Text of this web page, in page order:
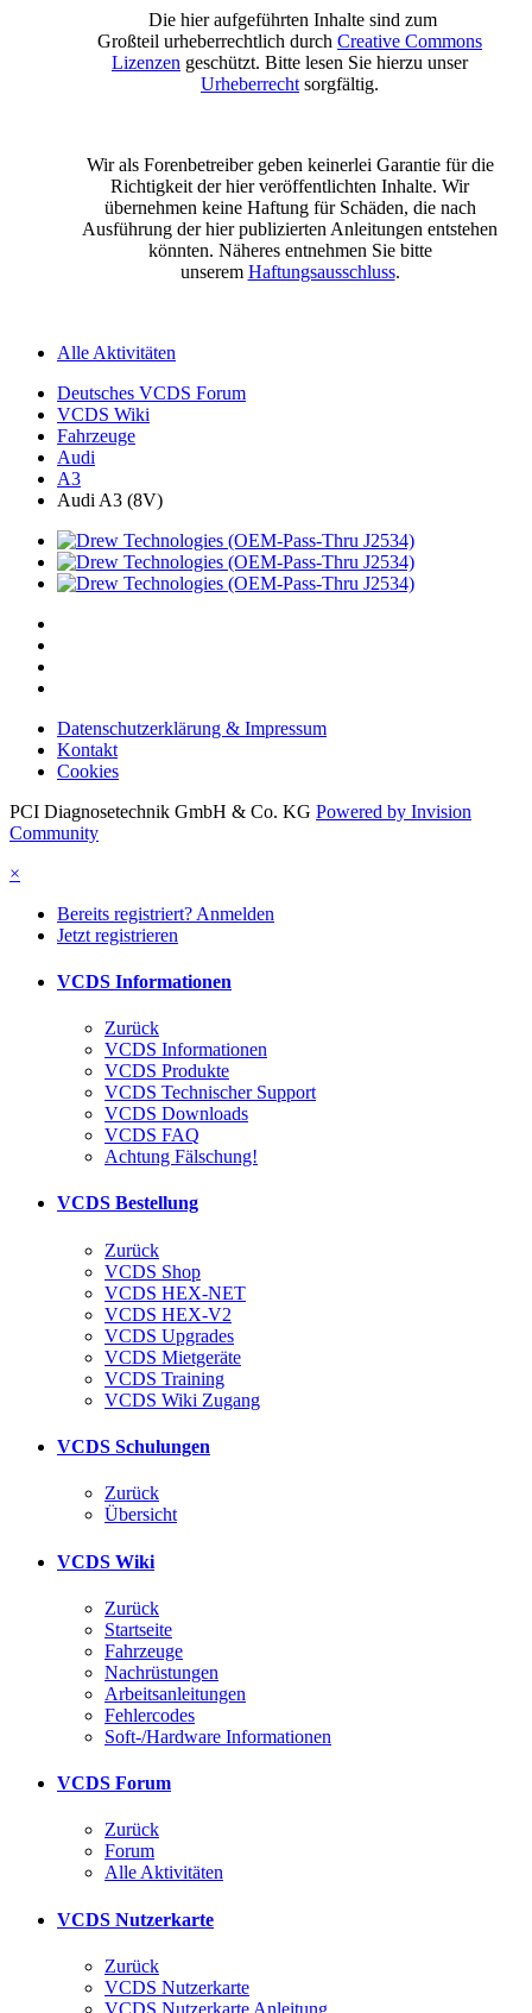
Die hier aufgeführten Inhalte sind zum
Großteil urheberrechtlich durch Creative Commons
Lizenzen geschützt. Bitte lesen Sie hierzu unser
Urheberrecht sorgfältig.
Wir als Forenbetreiber geben keinerlei Garantie für die
Richtigkeit der hier veröffentlichten Inhalte. Wir
übernehmen keine Haftung für Schäden, die nach
Ausführung der hier publizierten Anleitungen entstehen
könnten. Näheres entnehmen Sie bitte
unserem Haftungsausschluss.
Alle Aktivitäten
Deutsches VCDS Forum
VCDS Wiki
Fahrzeuge
Audi
A3
Audi A3 (8V)
Datenschutzerklärung & Impressum
Kontakt
Cookies
PCI Diagnosetechnik GmbH & Co. KG Powered by Invision
Community
×
Bereits registriert? Anmelden
Jetzt registrieren
VCDS Informationen
Zurück
VCDS Informationen
VCDS Produkte
VCDS Technischer Support
VCDS Downloads
VCDS FAQ
Achtung Fälschung!
VCDS Bestellung
Zurück
VCDS Shop
VCDS HEX-NET
VCDS HEX-V2
VCDS Upgrades
VCDS Mietgeräte
VCDS Training
VCDS Wiki Zugang
VCDS Schulungen
Zurück
Übersicht
VCDS Wiki
Zurück
Startseite
Fahrzeuge
Nachrüstungen
Arbeitsanleitungen
Fehlercodes
Soft-/Hardware Informationen
VCDS Forum
Zurück
Forum
Alle Aktivitäten
VCDS Nutzerkarte
Zurück
VCDS Nutzerkarte
VCDS Nutzerkarte Anleitung